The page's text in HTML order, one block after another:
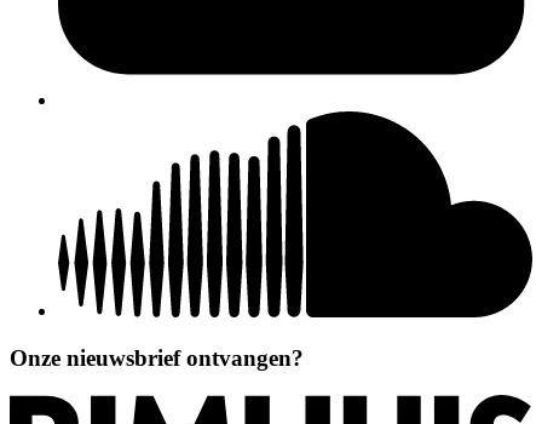
Onze nieuwsbrief ontvangen?